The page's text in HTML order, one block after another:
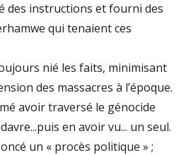
des instructions et fourni des
qui tenaient ces
nié les faits, minimisant
des massacres à l’époque.
avoir traversé le génocide
en avoir vu... un seul.
un « procès poli­tique » ;